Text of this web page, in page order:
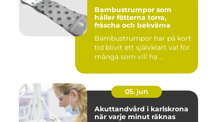
Bambustrumpor som
håller fötterna torra,
fräscha och bekväma
Bambustrumpor har på kort
tid blivit ett självklart val för
många som vill ha ...
05. jun
Akuttandvård i karlskrona
när varje minut räknas